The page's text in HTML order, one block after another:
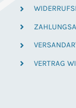
VERTRAG